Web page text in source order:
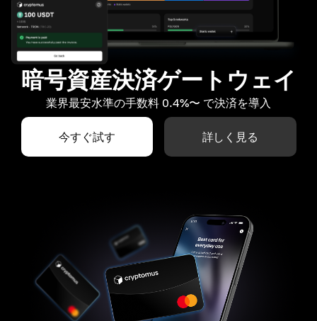
暗号資産決済ゲートウェイ
業界最安水準の手数料 0.4%〜 で決済を導入
今すぐ試す 詳しく見る